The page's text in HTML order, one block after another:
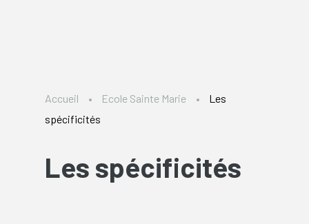
Accueil Ecole Sainte Marie
Les
spécificités
Les spécificités